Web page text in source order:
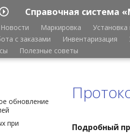
Справочная система
Новости Маркировка Установка
с заказами Инвентаризация
Полезные советы
обновление
пpи
Подробный